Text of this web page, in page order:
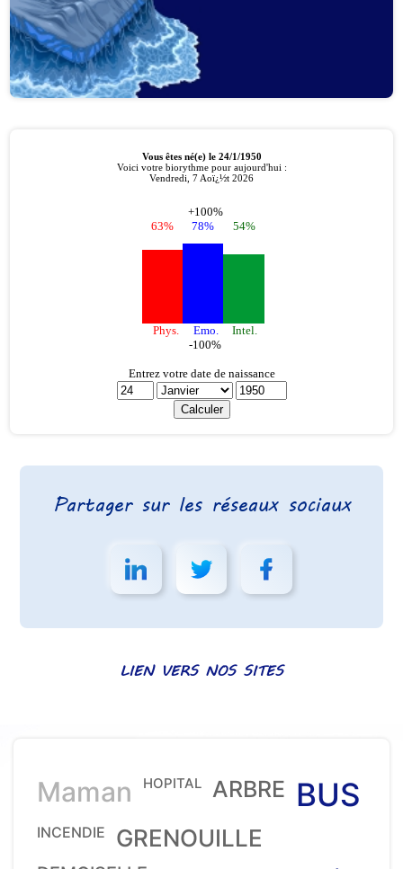
Partager sur les réseaux sociaux
LIEN VERS NOS SITES
Maman HOPITAL ARBRE BUS
INCENDIE GRENOUILLE